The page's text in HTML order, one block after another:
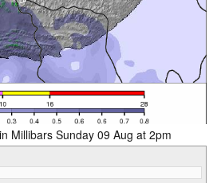
Millibars Sunday 09 Aug at 2pm